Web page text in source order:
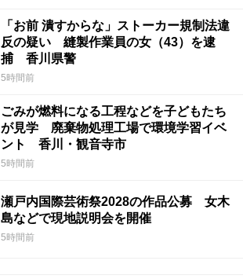
「お前 潰すからな」ストーカー規制法違
反の疑い 縫製作業員の女（43）を逮
捕 香川県警
5時間前
ごみが燃料になる工程などを子どもたち
が見学 廃棄物処理工場で環境学習イベ
ント 香川・観音寺市
5時間前
瀬戸内国際芸術祭2028の作品公募 女木
島などで現地説明会を開催
5時間前